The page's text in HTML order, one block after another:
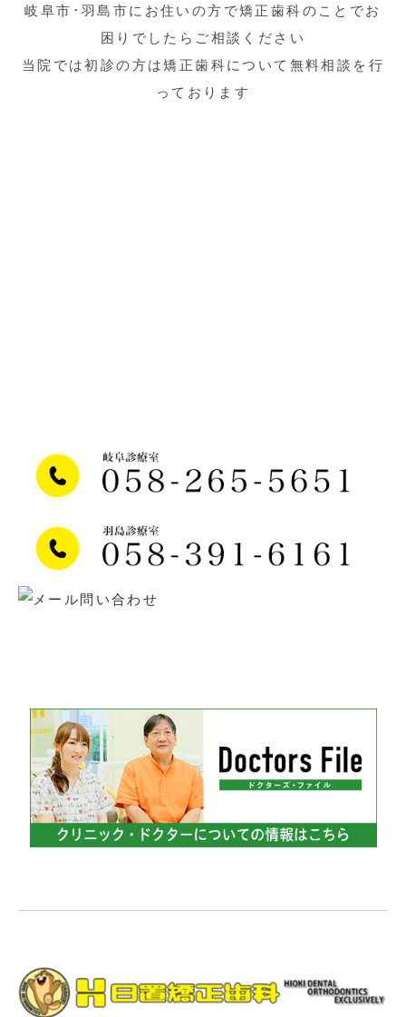
岐阜市･羽島市にお住いの方で矯正歯科のことでお
困りでしたらご相談ください
当院では初診の方は矯正歯科について無料相談を行
っております